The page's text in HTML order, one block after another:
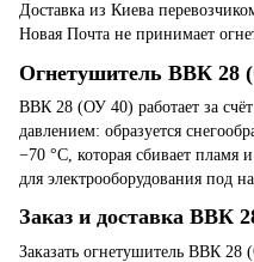
Доставка из Киева
Новая Почта не принимает
Огнетушитель ВВК 28
ВВК 28 (ОУ 40) работает за
давлением: образуется
−70 °C, которая сбивает пламя
для электрооборудования под
Заказ и доставка ВВК
Заказать огнетушитель ВВК